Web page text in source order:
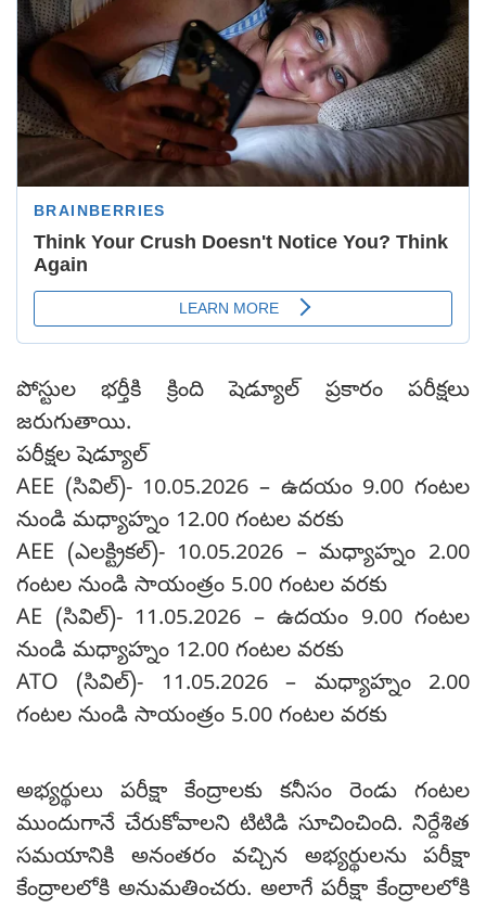
పోస్టుల భర్తీకి క్రింది షెడ్యూల్ ప్రకారం పరీక్షలు
జరుగుతాయి.
పరీక్షల షెడ్యూల్
AEE (సివిల్)- 10.05.2026 – ఉదయం 9.00 గంటల
నుండి మధ్యాహ్నం 12.00 గంటల వరకు
AEE (ఎలక్ట్రికల్)- 10.05.2026 – మధ్యాహ్నం 2.00
గంటల నుండి సాయంత్రం 5.00 గంటల వరకు
AE (సివిల్)- 11.05.2026 – ఉదయం 9.00 గంటల
నుండి మధ్యాహ్నం 12.00 గంటల వరకు
ATO (సివిల్)- 11.05.2026 – మధ్యాహ్నం 2.00
గంటల నుండి సాయంత్రం 5.00 గంటల వరకు
అభ్యర్థులు పరీక్షా కేంద్రాలకు కనీసం రెండు గంటల
ముందుగానే చేరుకోవాలని టిటిడి సూచించింది. నిర్దేశిత
సమయానికి అనంతరం వచ్చిన అభ్యర్థులను పరీక్షా
కేంద్రాలలోకి అనుమతించరు. అలాగే పరీక్షా కేంద్రాలలోకి